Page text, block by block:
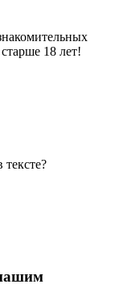
18 лет!